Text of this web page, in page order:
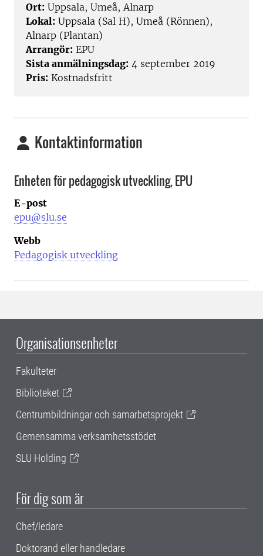
Ort: Uppsala, Umeå, Alnarp
Lokal: Uppsala (Sal H), Umeå (Rönnen),
Alnarp (Plantan)
Arrangör: EPU
Sista anmälningsdag: 4 september 2019
Pris: Kostnadsfritt
Kontaktinformation
Enheten för pedagogisk utveckling, EPU
E-post
epu@slu.se
Webb
Pedagogisk utveckling
Organisationsenheter
Fakulteter
Biblioteket
Centrumbildningar och samarbetsprojekt
Gemensamma verksamhetsstödet
SLU Holding
För dig som är
Chef/ledare
Doktorand eller handledare